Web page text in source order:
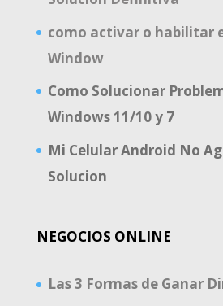
como activar o habilitar
Window
Como Solucionar
Windows 11/10 y 7
Mi Celular Android No
Solucion
NEGOCIOS ONLINE
Las 3 Formas de Ganar